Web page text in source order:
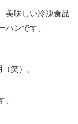
美味しい冷凍食品
ハンです。
笑）。
。